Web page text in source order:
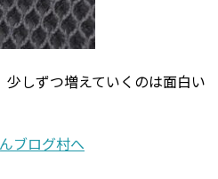
しずつ増えていくのは面白い